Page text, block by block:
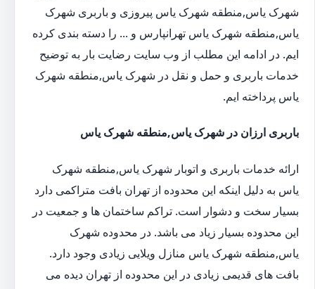
شهرک یاس,منطقه شهرک یاس پیروزی و باربری شهرک
یاس,منطقه شهرک یاس تهرانپارس و ... را دسته بندی کرده
ایم. در ادامه این مطلب از وب سایت رضایت بار به توضیح
خدمات باربری و حمل و نقل در شهرک یاس,منطقه شهرک
یاس پرداخته ایم.
باربری ارزان در شهرک یاس,منطقه شهرک یاس
ارائه خدمات باربری و اتوبار شهرک یاس,منطقه شهرک
یاس به دلیل اینکه این محدوده از تهران بافت متراکمی دارد
بسیار سخت و دشوار است. تراکم ساختمان ها و جمعیت در
این محدوده بسیار زیاد می باشد. در محدوده شهرک
یاس,منطقه شهرک یاس منازل ویلایی زیادی وجود دارد.
بافت های قدیمی زیادی در این محدوده از تهران دیده می